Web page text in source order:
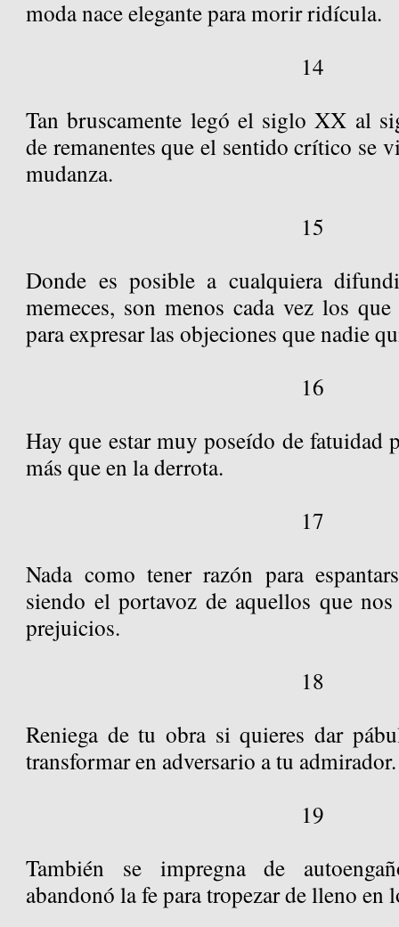
moda nace elegante para morir ridícula.
14
Tan bruscamente legó el siglo XX al
de remanentes que el sentido crítico se
mudanza.
15
Donde es posible a cualquiera
memeces, son menos cada vez los
para expresar las objeciones que nadie
16
Hay que estar muy poseído de fatuidad
más que en la derrota.
17
Nada como tener razón para
siendo el portavoz de aquellos que
prejuicios.
18
Reniega de tu obra si quieres dar
transformar en adversario a tu admirador.
19
También se impregna de
abandonó la fe para tropezar de lleno en